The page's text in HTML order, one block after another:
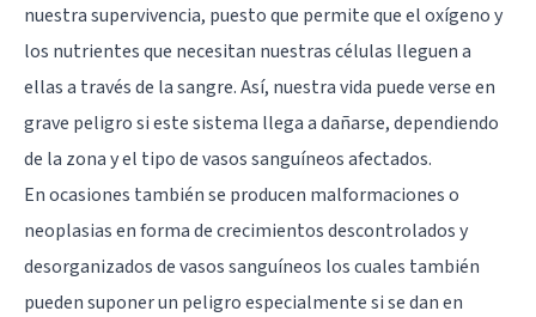
nuestra supervivencia, puesto que permite que el oxígeno y
los nutrientes que necesitan nuestras células lleguen a
ellas a través de la sangre. Así, nuestra vida puede verse en
grave peligro si este sistema llega a dañarse, dependiendo
de la zona y el tipo de vasos sanguíneos afectados.
En ocasiones también se producen malformaciones o
neoplasias en forma de crecimientos descontrolados y
desorganizados de vasos sanguíneos los cuales también
pueden suponer un peligro especialmente si se dan en